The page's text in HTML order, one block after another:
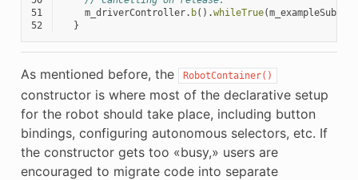
51
m_driverController. b().whileTrue(
52
}
As mentioned before, the RobotContainer()
constructor is where most of the declarative setup
for the robot should take place, including button
bindings, configuring autonomous selectors, etc. If
the constructor gets too «busy,» users are
encouraged to migrate code into separate